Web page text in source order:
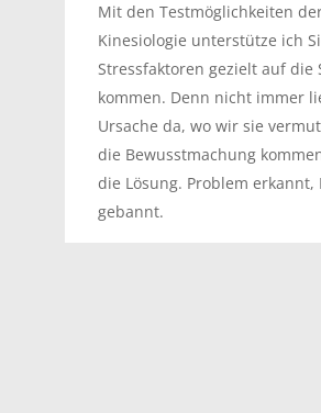
Mit den Testmöglichkeiten
Kinesiologie unterstütze ich
Stressfaktoren gezielt auf die
kommen. Denn nicht immer
Ursache da, wo wir sie
die Bewusstmachung
die Lösung. Problem erkannt,
gebannt.